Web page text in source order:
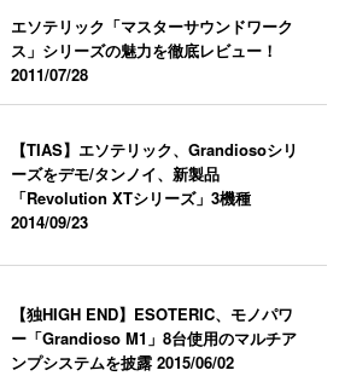
エソテリック「マスターサウンドワーク
ス」シリーズの魅力を徹底レビュー！
2011/07/28
【TIAS】エソテリック、Grandiosoシリ
ーズをデモ/タンノイ、新製品
「Revolution XTシリーズ」3機種
2014/09/23
【独HIGH END】ESOTERIC、モノパワ
ー「Grandioso M1」8台使用のマルチア
ンプシステムを披露2015/06/02